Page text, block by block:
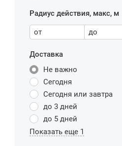
Радиус действия, макс, м
от до
Доставка
Не важно
Сегодня
Сегодня или завтра
до 3 дней
до 5 дней
Показать еще 1